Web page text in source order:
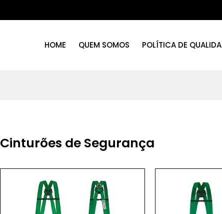
HOME QUEM SOMOS POLÍTICA DE
Cinturões de Segurança